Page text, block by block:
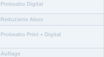
Probeabo Digital
Reduzierte Abos
Probeabo Print + Digital
Auflage